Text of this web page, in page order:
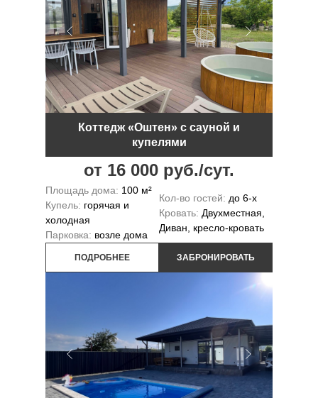
Коттедж «Оштен» с сауной и
купелями
от 16 000 руб./сут.
Площадь дома: 100 м²
Купель: горячая и
холодная
Парковка: возле дома
Кол-во гостей: до 6-х
Кровать: Двухместная,
Диван, кресло-кровать
ПОДРОБНЕЕ ЗАБРОНИРОВАТЬ